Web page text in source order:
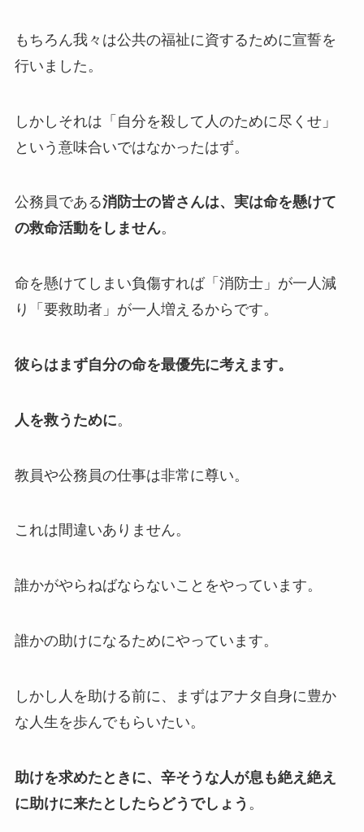
もちろん我々は公共の福祉に資するために宣誓を
行いました。
しかしそれは「自分を殺して人のために尽くせ」
という意味合いではなかったはず。
公務員である消防士の皆さんは、実は命を懸けて
の救命活動をしません。
命を懸けてしまい負傷すれば「消防士」が一人減
り「要救助者」が一人増えるからです。
彼らはまず自分の命を最優先に考えます。
人を救うために。
教員や公務員の仕事は非常に尊い。
これは間違いありません。
誰かがやらねばならないことをやっています。
誰かの助けになるためにやっています。
しかし人を助ける前に、まずはアナタ自身に豊か
な人生を歩んでもらいたい。
助けを求めたときに、辛そうな人が息も絶え絶え
に助けに来たとしたらどうでしょう 。